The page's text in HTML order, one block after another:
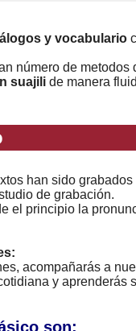
y vocabulario
número de metodos
suajilide manera
han sido grabados
de grabación.
el principio la
acompañarás a
y aprenderás
son: